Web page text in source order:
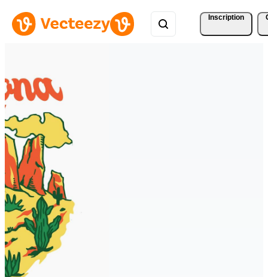
Inscription